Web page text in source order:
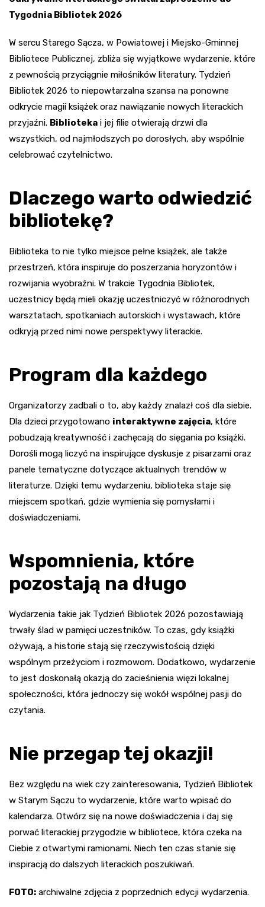
Tygodnia Bibliotek 2026
W sercu Starego Sącza, w Powiatowej i Miejsko-Gminnej
Bibliotece Publicznej, zbliża się wyjątkowe wydarzenie, które
z pewnością przyciągnie miłośników literatury. Tydzień
Bibliotek 2026 to niepowtarzalna szansa na ponowne
odkrycie magii książek oraz nawiązanie nowych literackich
przyjaźni. Biblioteka i jej filie otwierają drzwi dla
wszystkich, od najmłodszych po dorosłych, aby wspólnie
celebrować czytelnictwo.
Dlaczego warto odwiedzić
bibliotekę?
Biblioteka to nie tylko miejsce pełne książek, ale także
przestrzeń, która inspiruje do poszerzania horyzontów i
rozwijania wyobraźni. W trakcie Tygodnia Bibliotek,
uczestnicy będą mieli okazję uczestniczyć w różnorodnych
warsztatach, spotkaniach autorskich i wystawach, które
odkryją przed nimi nowe perspektywy literackie.
Program dla każdego
Organizatorzy zadbali o to, aby każdy znalazł coś dla siebie.
Dla dzieci przygotowano interaktywne zajęcia, które
pobudzają kreatywność i zachęcają do sięgania po książki.
Dorośli mogą liczyć na inspirujące dyskusje z pisarzami oraz
panele tematyczne dotyczące aktualnych trendów w
literaturze. Dzięki temu wydarzeniu, biblioteka staje się
miejscem spotkań, gdzie wymienia się pomysłami i
doświadczeniami.
Wspomnienia, które
pozostają na długo
Wydarzenia takie jak Tydzień Bibliotek 2026 pozostawiają
trwały ślad w pamięci uczestników. To czas, gdy książki
ożywają, a historie stają się rzeczywistością dzięki
wspólnym przeżyciom i rozmowom. Dodatkowo, wydarzenie
to jest doskonałą okazją do zacieśnienia więzi lokalnej
społeczności, która jednoczy się wokół wspólnej pasji do
czytania.
Nie przegap tej okazji!
Bez względu na wiek czy zainteresowania, Tydzień Bibliotek
w Starym Sączu to wydarzenie, które warto wpisać do
kalendarza. Otwórz się na nowe doświadczenia i daj się
porwać literackiej przygodzie w bibliotece, która czeka na
Ciebie z otwartymi ramionami. Niech ten czas stanie się
inspiracją do dalszych literackich poszukiwań.
FOTO: archiwalne zdjęcia z poprzednich edycji wydarzenia.